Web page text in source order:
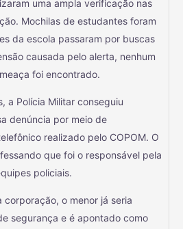
uma ampla verificação nas
Mochilas de estudantes foram
da escola passaram por buscas
causada pelo alerta, nenhum
foi encontrado.
a Polícia Militar conseguiu
denúncia por meio de
realizado pelo COPOM. O
que foi o responsável pela
policiais.
o menor já seria
segurança e é apontado como